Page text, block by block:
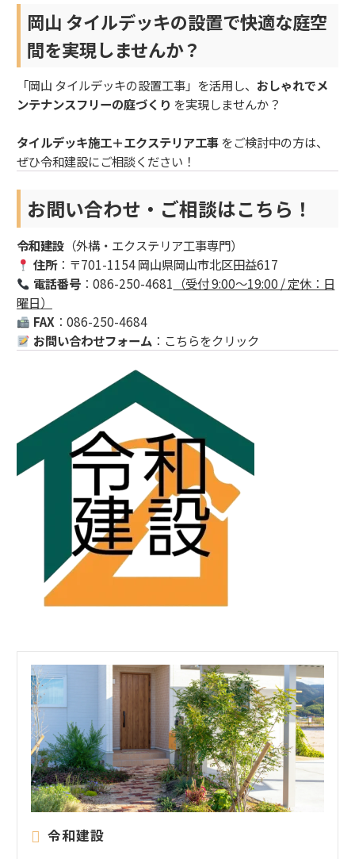
岡山 タイルデッキの設置で快適な庭空
間を実現しませんか？
「岡山 タイルデッキの設置工事」を活用し、 おしゃれでメ
ンテナンスフリーの庭づくり を実現しませんか？
タイルデッキ施工＋エクステリア工事 をご検討中の方は、
ぜひ令和建設にご相談ください！
お問い合わせ・ご相談はこちら！
令和建設 （外構・エクステリア工事専門）
住所：〒701-1154 岡山県岡山市北区田益617
電話番号：086-250-4681 （受付 9:00〜19:00 / 定休：日
曜日）
FAX：086-250-4684
お問い合わせフォーム： こちらをクリック
令和建設